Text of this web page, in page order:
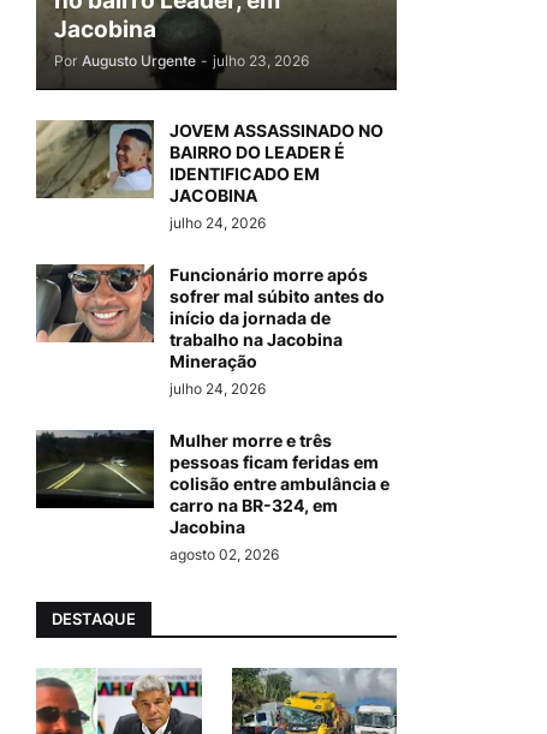
Jacobina
Por Augusto Urgente - julho 23, 2026
JOVEM ASSASSINADO NO
BAIRRO DO LEADER É
IDENTIFICADO EM
JACOBINA
julho 24, 2026
Funcionário morre após
sofrer mal súbito antes do
início da jornada de
trabalho na Jacobina
Mineração
julho 24, 2026
Mulher morre e três
pessoas ficam feridas em
colisão entre ambulância e
carro na BR-324, em
Jacobina
agosto 02, 2026
DESTAQUE